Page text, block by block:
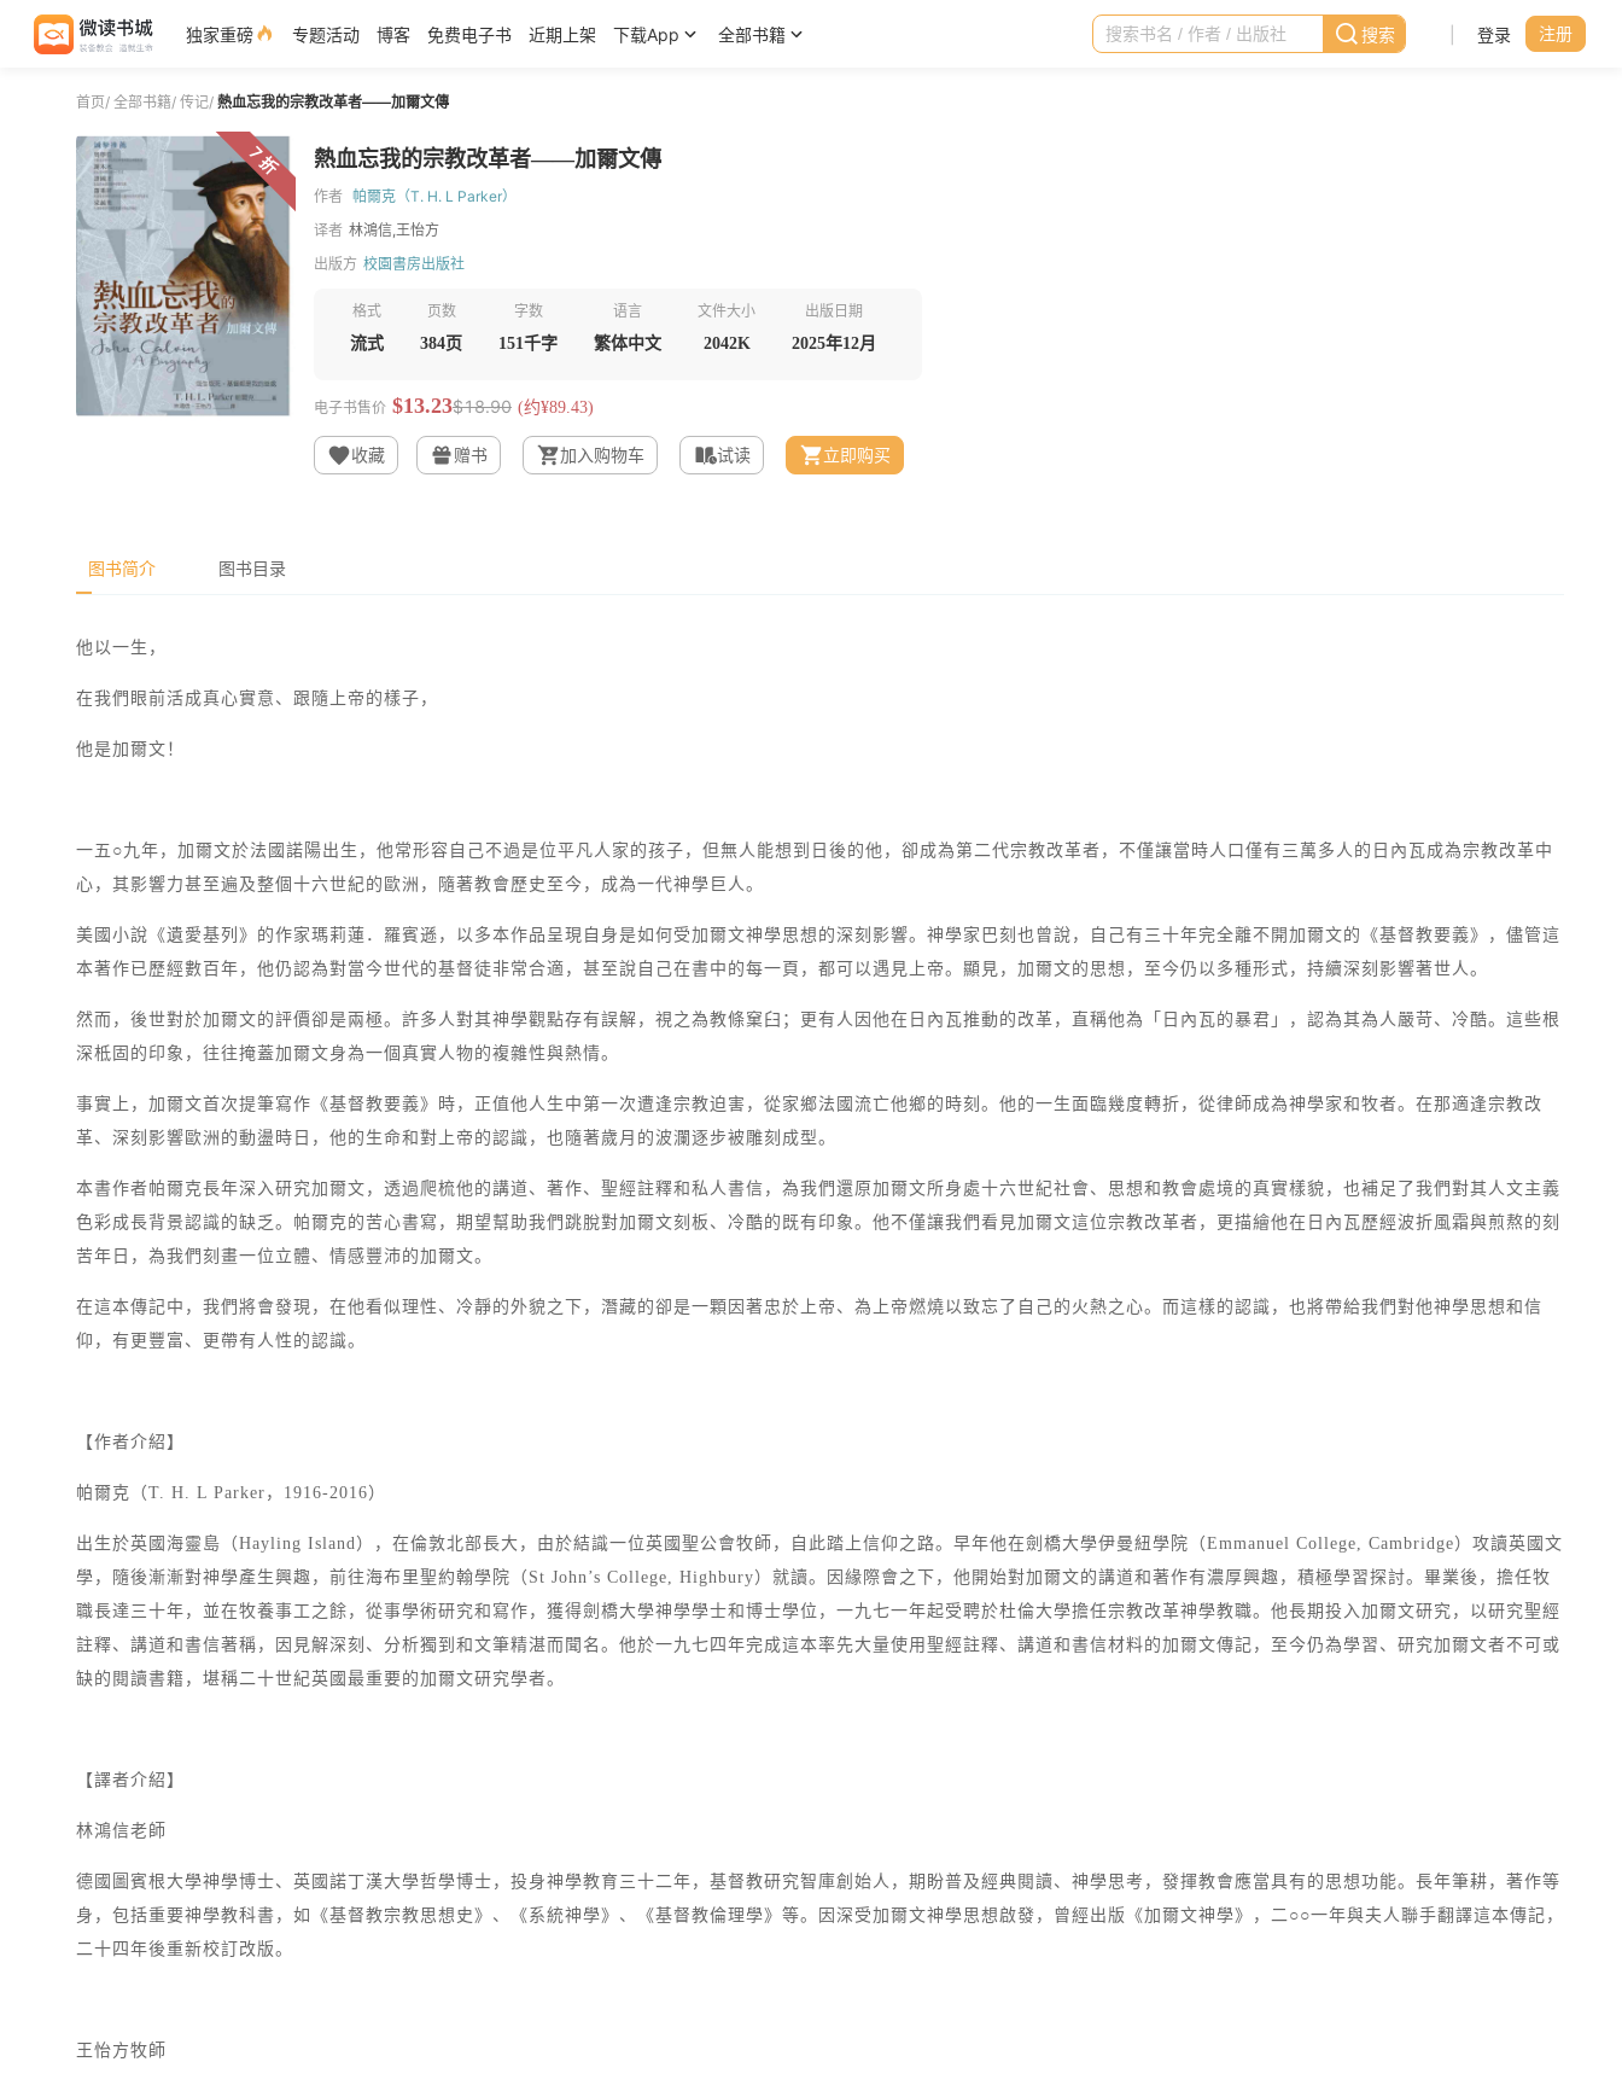
独家重磅 专题活动 博客 免费电子书 近期上架 下载App 全部书籍 登录 注册
首页/ 全部书籍/ 传记/ 熱血忘我的宗教改革者——加爾文傳
7 折 熱血忘我的宗教改革者——加爾文傳
作者 帕爾克（T. H. L Parker）
译者 林鴻信,王怡方
出版方 校園書房出版社
格式
流式
页数
384页
字数
151千字
语言
繁体中文
文件大小
2042K
出版日期
2025年12月
电子书售价 $13.23$18.90 (约¥89.43)
收藏 赠书 加入购物车 试读 立即购买
图书简介 图书目录
他以一生，
在我們眼前活成真心實意、跟隨上帝的樣子，
他是加爾文！
一五○九年，加爾文於法國諾陽出生，他常形容自己不過是位平凡人家的孩子，但無人能想到日後的他，卻成為第二代宗教改革者，不僅讓當時人口僅有三萬多人的日內瓦成為宗教改革中
心，其影響力甚至遍及整個十六世紀的歐洲，隨著教會歷史至今，成為一代神學巨人。
美國小說《遺愛基列》的作家瑪莉蓮．羅賓遜，以多本作品呈現自身是如何受加爾文神學思想的深刻影響。神學家巴刻也曾說，自己有三十年完全離不開加爾文的《基督教要義》，儘管這
本著作已歷經數百年，他仍認為對當今世代的基督徒非常合適，甚至說自己在書中的每一頁，都可以遇見上帝。顯見，加爾文的思想，至今仍以多種形式，持續深刻影響著世人。
然而，後世對於加爾文的評價卻是兩極。許多人對其神學觀點存有誤解，視之為教條窠臼；更有人因他在日內瓦推動的改革，直稱他為「日內瓦的暴君」，認為其為人嚴苛、冷酷。這些根
深柢固的印象，往往掩蓋加爾文身為一個真實人物的複雜性與熱情。
事實上，加爾文首次提筆寫作《基督教要義》時，正值他人生中第一次遭逢宗教迫害，從家鄉法國流亡他鄉的時刻。他的一生面臨幾度轉折，從律師成為神學家和牧者。在那適逢宗教改
革、深刻影響歐洲的動盪時日，他的生命和對上帝的認識，也隨著歲月的波瀾逐步被雕刻成型。
本書作者帕爾克長年深入研究加爾文，透過爬梳他的講道、著作、聖經註釋和私人書信，為我們還原加爾文所身處十六世紀社會、思想和教會處境的真實樣貌，也補足了我們對其人文主義
色彩成長背景認識的缺乏。帕爾克的苦心書寫，期望幫助我們跳脫對加爾文刻板、冷酷的既有印象。他不僅讓我們看見加爾文這位宗教改革者，更描繪他在日內瓦歷經波折風霜與煎熬的刻
苦年日，為我們刻畫一位立體、情感豐沛的加爾文。
在這本傳記中，我們將會發現，在他看似理性、冷靜的外貌之下，潛藏的卻是一顆因著忠於上帝、為上帝燃燒以致忘了自己的火熱之心。而這樣的認識，也將帶給我們對他神學思想和信
仰，有更豐富、更帶有人性的認識。
【作者介紹】
帕爾克（T. H. L Parker，1916-2016）
出生於英國海靈島（Hayling Island），在倫敦北部長大，由於結識一位英國聖公會牧師，自此踏上信仰之路。早年他在劍橋大學伊曼紐學院（Emmanuel College, Cambridge）攻讀英國文
學，隨後漸漸對神學產生興趣，前往海布里聖約翰學院（St John’s College, Highbury）就讀。因緣際會之下，他開始對加爾文的講道和著作有濃厚興趣，積極學習探討。畢業後，擔任牧
職長達三十年，並在牧養事工之餘，從事學術研究和寫作，獲得劍橋大學神學學士和博士學位，一九七一年起受聘於杜倫大學擔任宗教改革神學教職。他長期投入加爾文研究，以研究聖經
註釋、講道和書信著稱，因見解深刻、分析獨到和文筆精湛而聞名。他於一九七四年完成這本率先大量使用聖經註釋、講道和書信材料的加爾文傳記，至今仍為學習、研究加爾文者不可或
缺的閱讀書籍，堪稱二十世紀英國最重要的加爾文研究學者。
【譯者介紹】
林鴻信老師
德國圖賓根大學神學博士、英國諾丁漢大學哲學博士，投身神學教育三十二年，基督教研究智庫創始人，期盼普及經典閱讀、神學思考，發揮教會應當具有的思想功能。長年筆耕，著作等
身，包括重要神學教科書，如《基督教宗教思想史》、《系統神學》、《基督教倫理學》等。因深受加爾文神學思想啟發，曾經出版《加爾文神學》，二○○一年與夫人聯手翻譯這本傳記，
二十四年後重新校訂改版。
王怡方牧師